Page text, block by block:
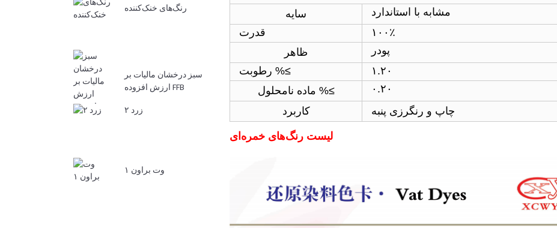
رنگ‌های خنک‌کننده
سبز درخشان مالیات بر
ارزش افزوده FFB
زرد ۲
وت براون ۱
سایه
مشابه با استاندارد
قدرت
۱۰۰٪
ظاهر
پودر
رطوبت %≤
۱.۲۰
ماده نامحلول %≤
۰.۲۰
کاربرد
چاپ و رنگرزی پنبه
لیست رنگ‌های خمره‌ای